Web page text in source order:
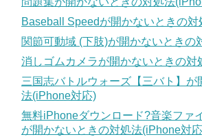
Baseball Speedが開かないときの
関節可動域 (下肢)が開かないときの
消しゴムカメラが開かないときの対
三国志バトルウォーズ【三バト】が
法(iPhone対応)
無料iPhoneダウンロード?音楽ファ
が開かないときの対処法(iPhone対